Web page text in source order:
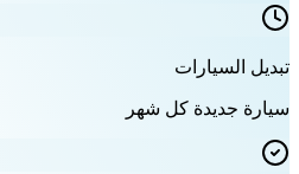
تبديل السيارات
سيارة جديدة كل شهر